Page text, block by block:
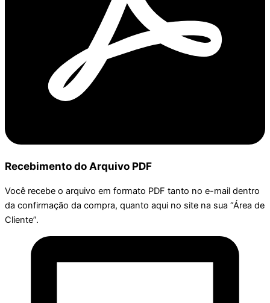
Recebimento do Arquivo PDF
Você recebe o arquivo em formato PDF tanto no e-mail dentro
da confirmação da compra, quanto aqui no site na sua “Área de
Cliente”.